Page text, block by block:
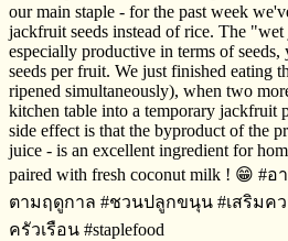
our main staple - for the past week
jackfruit seeds instead of rice. The
especially productive in terms of
seeds per fruit. We just finished eating
ripened simultaneously), when two
kitchen table into a temporary jackfruit
side effect is that the byproduct of the
juice - is an excellent ingredient for
paired with fresh coconut milk ! 😁
ตามฤดูกาล​ #ชวนปลูกขนุน​ #เสริมค
ครัวเรือน​ #staplefood